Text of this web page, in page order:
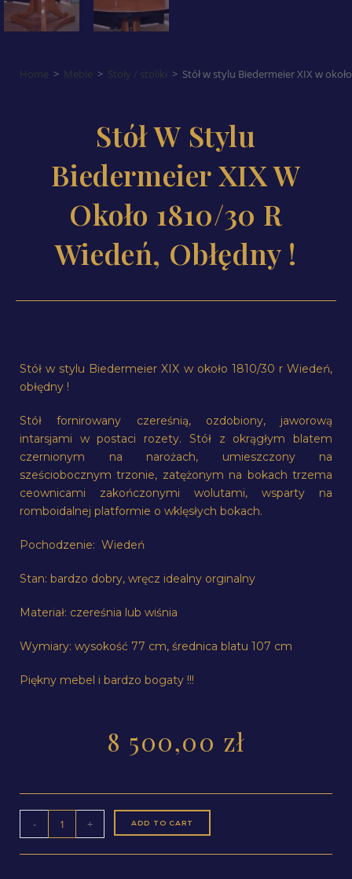
Home > Meble > Stoły / stoliki > Stół w stylu Biedermeier XIX w
Stół W Stylu
Biedermeier XIX W
Około 1810/30 R
Wiedeń, Obłędny !
Stół w stylu Biedermeier XIX w około 1810/30 r Wiedeń,
obłędny !
Stół fornirowany czereśnią, ozdobiony, jaworową
intarsjami w postaci rozety. Stół z okrągłym blatem
czernionym na narożach, umieszczony na
sześciobocznym trzonie, zatężonym na bokach trzema
ceownicami zakończonymi wolutami, wsparty na
romboidalnej platformie o wklęsłych bokach.
Pochodzenie: Wiedeń
Stan: bardzo dobry, wręcz idealny orginalny
Materiał: czereśnia lub wiśnia
Wymiary: wysokość 77 cm, średnica blatu 107 cm
Piękny mebel i bardzo bogaty !!!
8 500,00 zł
- + ADD TO CART